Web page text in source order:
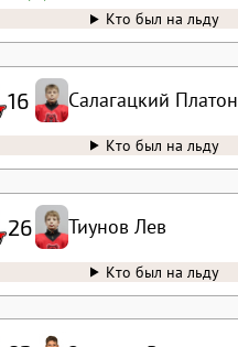
26 Тиунов Лев
Кто был на льду
16 Салагацкий Платон
Кто был на льду
Кто был на льду